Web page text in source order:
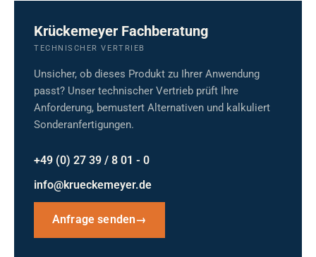
Krückemeyer Fachberatung
TECHNISCHER VERTRIEB
Unsicher, ob dieses Produkt zu Ihrer Anwendung
passt? Unser technischer Vertrieb prüft Ihre
Anforderung, bemustert Alternativen und kalkuliert
Sonderanfertigungen.
+49 (0) 27 39 / 8 01 - 0
info@krueckemeyer.de
Anfrage senden→